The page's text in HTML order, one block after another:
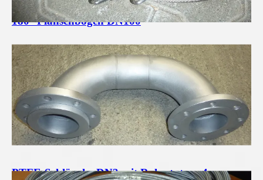
180° Flanschbogen DN100
PTFE-Schläuche DN3 mit Rohrstutzen 4mm